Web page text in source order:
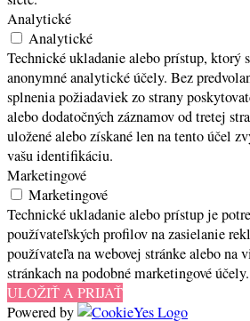
Analytické
Analytické
Technické ukladanie alebo prístup, ktorý
anonymné analytické účely. Bez
splnenia požiadaviek zo strany
alebo dodatočných záznamov od tretej
uložené alebo získané len na tento účel
vašu identifikáciu.
Marketingové
Marketingové
Technické ukladanie alebo prístup je
používateľských profilov na zasielanie
používateľa na webovej stránke alebo na
stránkach na podobné marketingové účely.
ULOŽIŤ A PRIJAŤ
Powered by